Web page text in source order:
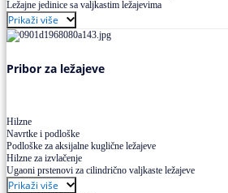
Ležajne jedinice sa valjkastim ležajevima
Prikaži više
Pribor za ležajeve
Hilzne
Navrtke i podloške
Podloške za aksijalne kuglične ležajeve
Hilzne za izvlačenje
Ugaoni prstenovi za cilindrično valjkaste ležajeve
Prikaži više